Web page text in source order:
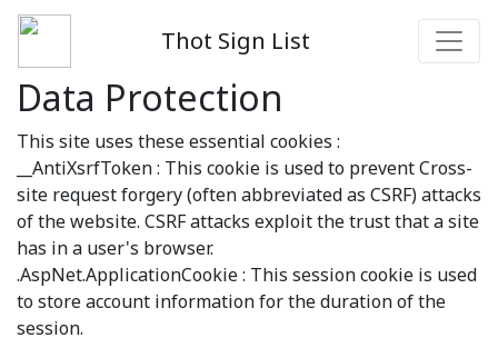
Thot Sign List
Data Protection
This site uses these essential cookies :
__AntiXsrfToken : This cookie is used to prevent Cross-
site request forgery (often abbreviated as CSRF) attacks
of the website. CSRF attacks exploit the trust that a site
has in a user's browser.
.AspNet.ApplicationCookie : This session cookie is used
to store account information for the duration of the
session.